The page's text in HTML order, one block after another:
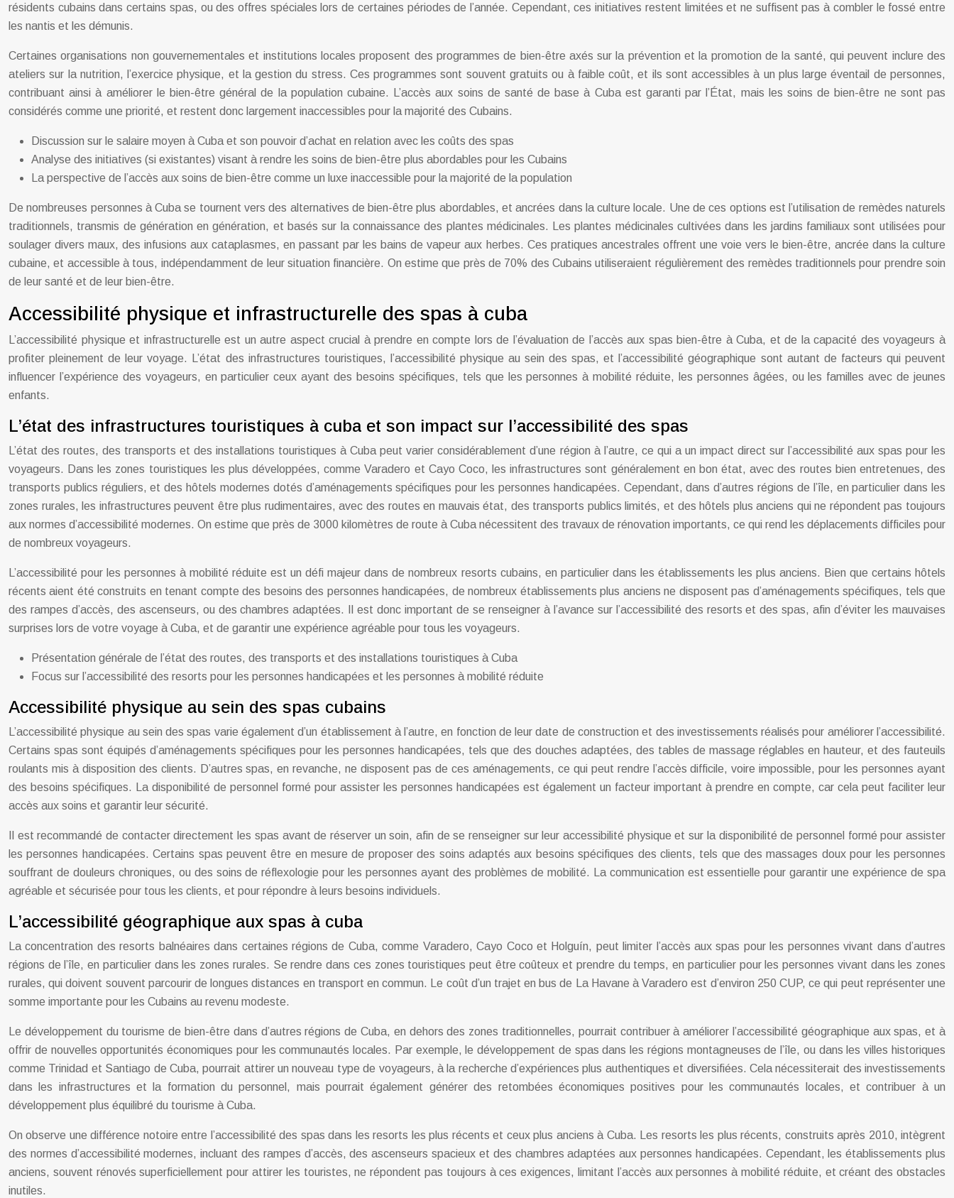
résidents cubains dans certains spas, ou des offres spéciales lors de certaines périodes de l’année. Cependant, ces initiatives restent limitées et ne suffisent pas à combler le fossé entre
les nantis et les démunis.
Certaines organisations non gouvernementales et institutions locales proposent des programmes de bien-être axés sur la prévention et la promotion de la santé, qui peuvent inclure des
ateliers sur la nutrition, l’exercice physique, et la gestion du stress. Ces programmes sont souvent gratuits ou à faible coût, et ils sont accessibles à un plus large éventail de personnes,
contribuant ainsi à améliorer le bien-être général de la population cubaine. L’accès aux soins de santé de base à Cuba est garanti par l’État, mais les soins de bien-être ne sont pas
considérés comme une priorité, et restent donc largement inaccessibles pour la majorité des Cubains.
Discussion sur le salaire moyen à Cuba et son pouvoir d’achat en relation avec les coûts des spas
Analyse des initiatives (si existantes) visant à rendre les soins de bien-être plus abordables pour les Cubains
La perspective de l’accès aux soins de bien-être comme un luxe inaccessible pour la majorité de la population
De nombreuses personnes à Cuba se tournent vers des alternatives de bien-être plus abordables, et ancrées dans la culture locale. Une de ces options est l’utilisation de remèdes naturels
traditionnels, transmis de génération en génération, et basés sur la connaissance des plantes médicinales. Les plantes médicinales cultivées dans les jardins familiaux sont utilisées pour
soulager divers maux, des infusions aux cataplasmes, en passant par les bains de vapeur aux herbes. Ces pratiques ancestrales offrent une voie vers le bien-être, ancrée dans la culture
cubaine, et accessible à tous, indépendamment de leur situation financière. On estime que près de 70% des Cubains utiliseraient régulièrement des remèdes traditionnels pour prendre soin
de leur santé et de leur bien-être.
Accessibilité physique et infrastructurelle des spas à cuba
L’accessibilité physique et infrastructurelle est un autre aspect crucial à prendre en compte lors de l’évaluation de l’accès aux spas bien-être à Cuba, et de la capacité des voyageurs à
profiter pleinement de leur voyage. L’état des infrastructures touristiques, l’accessibilité physique au sein des spas, et l’accessibilité géographique sont autant de facteurs qui peuvent
influencer l’expérience des voyageurs, en particulier ceux ayant des besoins spécifiques, tels que les personnes à mobilité réduite, les personnes âgées, ou les familles avec de jeunes
enfants.
L’état des infrastructures touristiques à cuba et son impact sur l’accessibilité des spas
L’état des routes, des transports et des installations touristiques à Cuba peut varier considérablement d’une région à l’autre, ce qui a un impact direct sur l’accessibilité aux spas pour les
voyageurs. Dans les zones touristiques les plus développées, comme Varadero et Cayo Coco, les infrastructures sont généralement en bon état, avec des routes bien entretenues, des
transports publics réguliers, et des hôtels modernes dotés d’aménagements spécifiques pour les personnes handicapées. Cependant, dans d’autres régions de l’île, en particulier dans les
zones rurales, les infrastructures peuvent être plus rudimentaires, avec des routes en mauvais état, des transports publics limités, et des hôtels plus anciens qui ne répondent pas toujours
aux normes d’accessibilité modernes. On estime que près de 3000 kilomètres de route à Cuba nécessitent des travaux de rénovation importants, ce qui rend les déplacements difficiles pour
de nombreux voyageurs.
L’accessibilité pour les personnes à mobilité réduite est un défi majeur dans de nombreux resorts cubains, en particulier dans les établissements les plus anciens. Bien que certains hôtels
récents aient été construits en tenant compte des besoins des personnes handicapées, de nombreux établissements plus anciens ne disposent pas d’aménagements spécifiques, tels que
des rampes d’accès, des ascenseurs, ou des chambres adaptées. Il est donc important de se renseigner à l’avance sur l’accessibilité des resorts et des spas, afin d’éviter les mauvaises
surprises lors de votre voyage à Cuba, et de garantir une expérience agréable pour tous les voyageurs.
Présentation générale de l’état des routes, des transports et des installations touristiques à Cuba
Focus sur l’accessibilité des resorts pour les personnes handicapées et les personnes à mobilité réduite
Accessibilité physique au sein des spas cubains
L’accessibilité physique au sein des spas varie également d’un établissement à l’autre, en fonction de leur date de construction et des investissements réalisés pour améliorer l’accessibilité.
Certains spas sont équipés d’aménagements spécifiques pour les personnes handicapées, tels que des douches adaptées, des tables de massage réglables en hauteur, et des fauteuils
roulants mis à disposition des clients. D’autres spas, en revanche, ne disposent pas de ces aménagements, ce qui peut rendre l’accès difficile, voire impossible, pour les personnes ayant
des besoins spécifiques. La disponibilité de personnel formé pour assister les personnes handicapées est également un facteur important à prendre en compte, car cela peut faciliter leur
accès aux soins et garantir leur sécurité.
Il est recommandé de contacter directement les spas avant de réserver un soin, afin de se renseigner sur leur accessibilité physique et sur la disponibilité de personnel formé pour assister
les personnes handicapées. Certains spas peuvent être en mesure de proposer des soins adaptés aux besoins spécifiques des clients, tels que des massages doux pour les personnes
souffrant de douleurs chroniques, ou des soins de réflexologie pour les personnes ayant des problèmes de mobilité. La communication est essentielle pour garantir une expérience de spa
agréable et sécurisée pour tous les clients, et pour répondre à leurs besoins individuels.
L’accessibilité géographique aux spas à cuba
La concentration des resorts balnéaires dans certaines régions de Cuba, comme Varadero, Cayo Coco et Holguín, peut limiter l’accès aux spas pour les personnes vivant dans d’autres
régions de l’île, en particulier dans les zones rurales. Se rendre dans ces zones touristiques peut être coûteux et prendre du temps, en particulier pour les personnes vivant dans les zones
rurales, qui doivent souvent parcourir de longues distances en transport en commun. Le coût d’un trajet en bus de La Havane à Varadero est d’environ 250 CUP, ce qui peut représenter une
somme importante pour les Cubains au revenu modeste.
Le développement du tourisme de bien-être dans d’autres régions de Cuba, en dehors des zones traditionnelles, pourrait contribuer à améliorer l’accessibilité géographique aux spas, et à
offrir de nouvelles opportunités économiques pour les communautés locales. Par exemple, le développement de spas dans les régions montagneuses de l’île, ou dans les villes historiques
comme Trinidad et Santiago de Cuba, pourrait attirer un nouveau type de voyageurs, à la recherche d’expériences plus authentiques et diversifiées. Cela nécessiterait des investissements
dans les infrastructures et la formation du personnel, mais pourrait également générer des retombées économiques positives pour les communautés locales, et contribuer à un
développement plus équilibré du tourisme à Cuba.
On observe une différence notoire entre l’accessibilité des spas dans les resorts les plus récents et ceux plus anciens à Cuba. Les resorts les plus récents, construits après 2010, intègrent
des normes d’accessibilité modernes, incluant des rampes d’accès, des ascenseurs spacieux et des chambres adaptées aux personnes handicapées. Cependant, les établissements plus
anciens, souvent rénovés superficiellement pour attirer les touristes, ne répondent pas toujours à ces exigences, limitant l’accès aux personnes à mobilité réduite, et créant des obstacles
inutiles.